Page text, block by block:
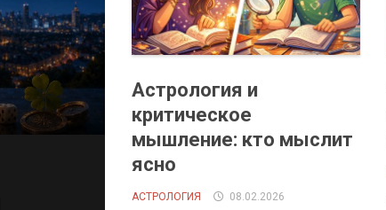
Астрология и
критическое
мышление: кто мыслит
ясно
АСТРОЛОГИЯ 08.02.2026